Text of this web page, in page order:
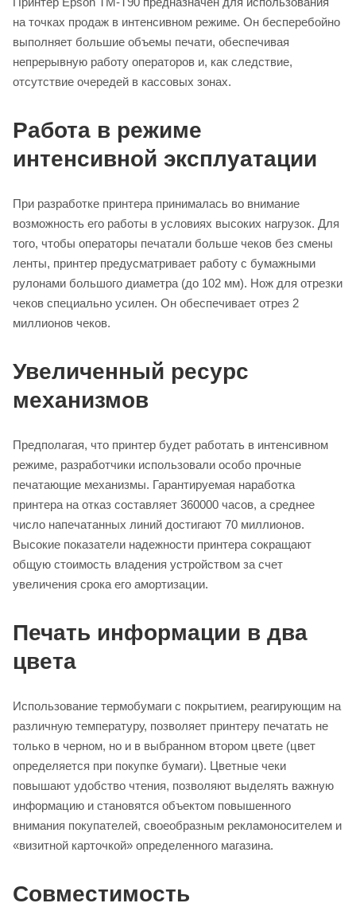
на точках продаж в интенсивном режиме. Он бесперебойно
выполняет большие объемы печати, обеспечивая
непрерывную работу операторов и, как следствие,
отсутствие очередей в кассовых зонах.
Работа в режиме
интенсивной эксплуатации
При разработке принтера принималась во внимание
возможность его работы в условиях высоких нагрузок. Для
того, чтобы операторы печатали больше чеков без смены
ленты, принтер предусматривает работу с бумажными
рулонами большого диаметра (до 102 мм). Нож для отрезки
чеков специально усилен. Он обеспечивает отрез 2
миллионов чеков.
Увеличенный ресурс
механизмов
Предполагая, что принтер будет работать в интенсивном
режиме, разработчики использовали особо прочные
печатающие механизмы. Гарантируемая наработка
принтера на отказ составляет 360000 часов, а среднее
число напечатанных линий достигают 70 миллионов.
Высокие показатели надежности принтера сокращают
общую стоимость владения устройством за счет
увеличения срока его амортизации.
Печать информации в два
цвета
Использование термобумаги с покрытием, реагирующим на
различную температуру, позволяет принтеру печатать не
только в черном, но и в выбранном втором цвете (цвет
определяется при покупке бумаги). Цветные чеки
повышают удобство чтения, позволяют выделять важную
информацию и становятся объектом повышенного
внимания покупателей, своеобразным рекламоносителем и
«визитной карточкой» определенного магазина.
Совместимость